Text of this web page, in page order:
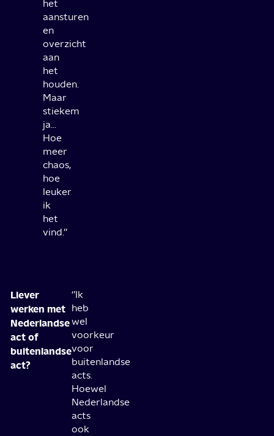
het
aansturen
en
overzicht
aan
het
houden.
Maar
stiekem
ja…
Hoe
meer
chaos,
hoe
leuker
ik
het
vind.’’
Liever
werken met
Nederlandse
act of
buitenlandse
act?
‘’Ik
heb
wel
voorkeur
voor
buitenlandse
acts.
Hoewel
Nederlandse
acts
ook